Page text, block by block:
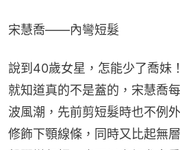
宋慧喬——內彎短髮
說到40歲女星，怎能少了喬妹
就知道真的不是蓋的，宋慧喬
波風潮，先前剪短髮時也不例
修飾下顎線條，同時又比起無